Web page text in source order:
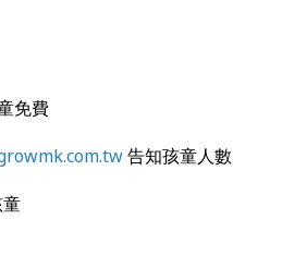
免費
告知孩童人數